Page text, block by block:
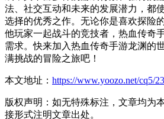
法、社交互动和未来的发展潜力，都
选择的优秀之作。无论你是喜欢探险
他玩家一起战斗的竞技者，热血传奇
需求。快来加入热血传奇手游龙渊的
满挑战的冒险之旅吧！
本文地址： https://www.yoozo.net/cq5/
版权声明：如无特殊标注，文章均为
接形式注明文章出处。